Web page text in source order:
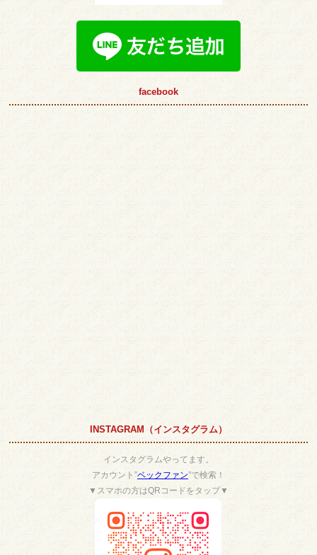
facebook
INSTAGRAM（インスタグラム）
インスタグラムやってます。
アカウント”ベックファン”で検索！
▼スマホの方はQRコードをタップ▼